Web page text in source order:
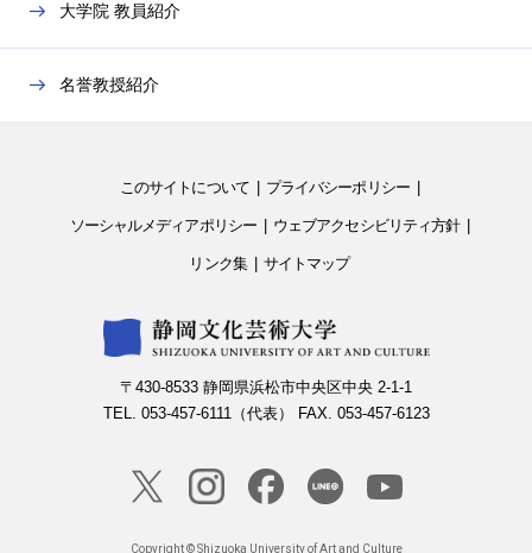
大学院 教員紹介
名誉教授紹介
このサイトについて プライバシーポリシー
ソーシャルメディアポリシー ウェブアクセシビリティ方針
リンク集 サイトマップ
〒430-8533 静岡県浜松市中央区中央 2-1-1
TEL. 053-457-6111（代表） FAX. 053-457-6123
Copyright © Shizuoka University of Art and Culture